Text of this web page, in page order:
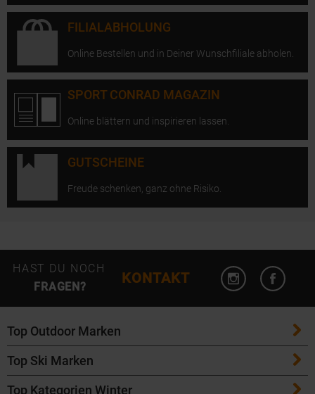
FILIALABHOLUNG
Online Bestellen und in Deiner Wunschfiliale abholen.
SPORT CONRAD MAGAZIN
Online blättern und inspirieren lassen.
GUTSCHEINE
Freude schenken, ganz ohne Risiko.
HAST DU NOCH
FRAGEN?
KONTAKT
Instagram
Top Outdoor Marken
Patagonia
Top Ski Marken
ATK Bindungen
Top Kategorien Winter